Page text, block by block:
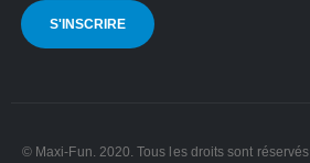
© Maxi-Fun. 2020. Tous les droits sont réservés